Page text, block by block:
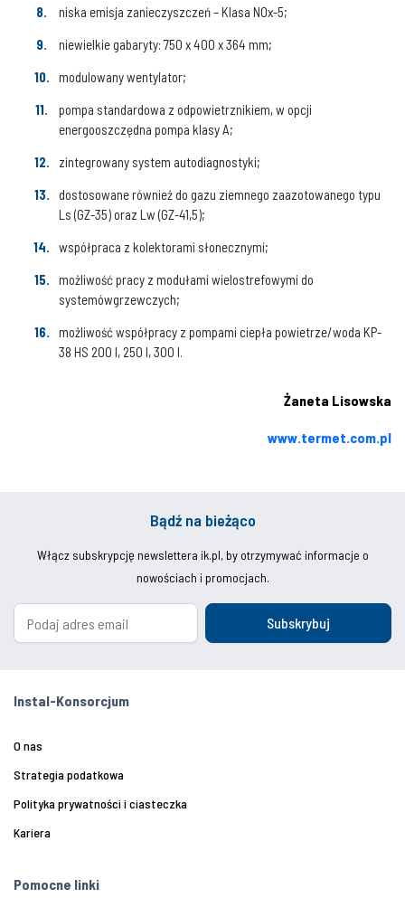
niska emisja zanieczyszczeń – Klasa NOx-5;
niewielkie gabaryty: 750 x 400 x 364 mm;
modulowany wentylator;
pompa standardowa z odpowietrznikiem, w opcji
energooszczędna pompa klasy A;
zintegrowany system autodiagnostyki;
dostosowane również do gazu ziemnego zaazotowanego typu
Ls (GZ-35) oraz Lw (GZ-41,5);
współpraca z kolektorami słonecznymi;
możliwość pracy z modułami wielostrefowymi do
systemówgrzewczych;
możliwość współpracy z pompami ciepła powietrze/woda KP-
38 HS 200 l, 250 l, 300 l.
Żaneta Lisowska
www.termet.com.pl
Bądź na bieżąco
Włącz subskrypcję newslettera ik.pl, by otrzymywać informacje o
nowościach i promocjach.
Subskrybuj
Instal-Konsorcjum
O nas
Strategia podatkowa
Polityka prywatności i ciasteczka
Kariera
Pomocne linki